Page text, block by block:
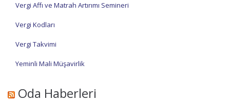
Vergi Affı ve Matrah Artırımı Semineri
Vergi Kodları
Vergi Takvimi
Yeminli Mali Müşavirlik
Oda Haberleri